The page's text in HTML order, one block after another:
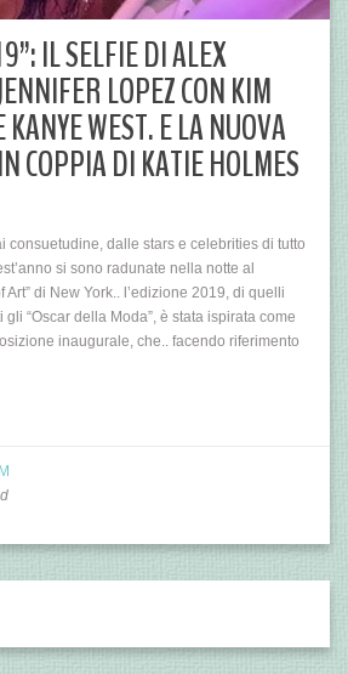
IL SELFIE DI ALEX
LOPEZ CON KIM
WEST. E LA NUOVA
COPPIA DI KATIE HOLMES
consuetudine, dalle stars e celebrities di tutto
si sono radunate nella notte al
Art” di New York.. l’edizione 2019, di quelli
“Oscar della Moda”, è stata ispirata come
inaugurale, che.. facendo riferimento